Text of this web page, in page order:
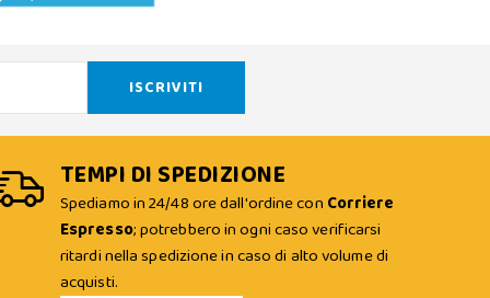
TEMPI DI SPEDIZIONE
Spediamo in 24/48 ore dall'ordine con Corriere
Espresso; potrebbero in ogni caso verificarsi
ritardi nella spedizione in caso di alto volume di
acquisti.